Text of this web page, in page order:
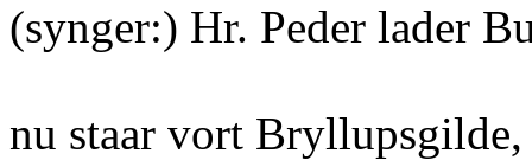
(synger:) Hr. Peder lader
nu staar vort Bryllupsgilde,